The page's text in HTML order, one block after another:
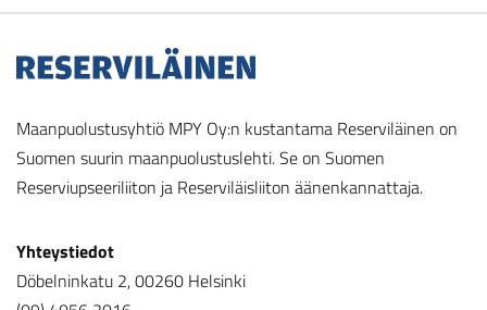
Maanpuolustusyhtiö MPY Oy:n kustantama Reserviläinen on
Suomen suurin maanpuolustuslehti. Se on Suomen
Reserviupseeriliiton ja Reserviläisliiton äänenkannattaja.
Yhteystiedot
Döbelninkatu 2, 00260 Helsinki